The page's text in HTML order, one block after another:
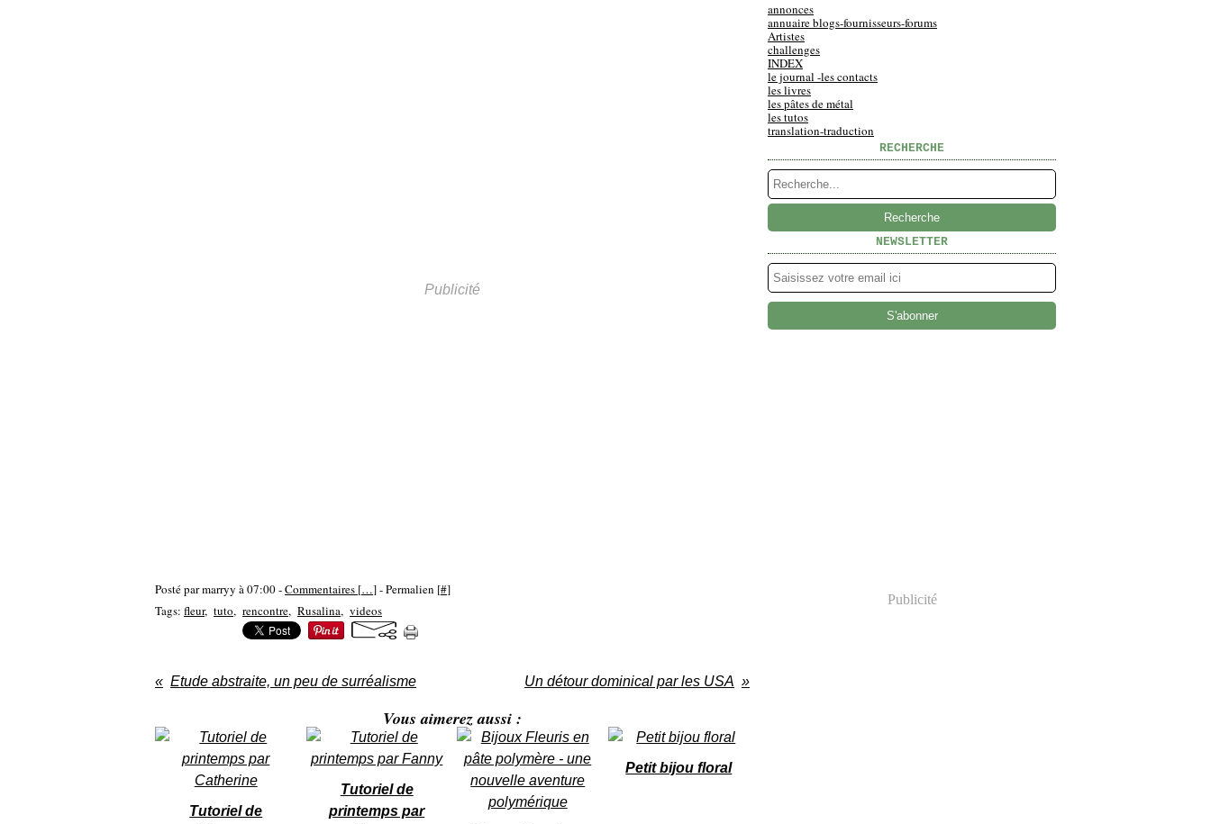
Publicité
Posté par marryy à 07:00 -Commentaires […]- Permalien [#]
Tags: fleur, tuto, rencontre, Rusalina, videos
Etude abstraite, un peu de surréalisme Un détour dominical par les USA
Vous aimerez aussi :
Tutoriel de
Tutoriel de
printemps par
Petit bijou floral
annonces
annuaire blogs-fournisseurs-forums
Artistes
challenges
INDEX
le journal -les contacts
les livres
les pâtes de métal
les tutos
translation-traduction
RECHERCHE
NEWSLETTER
Publicité